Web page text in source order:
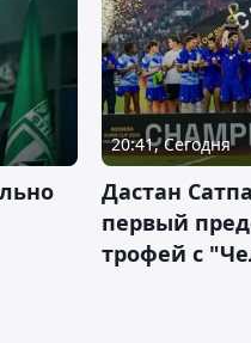
20:41, Сегодня
Дастан
первый
трофей с